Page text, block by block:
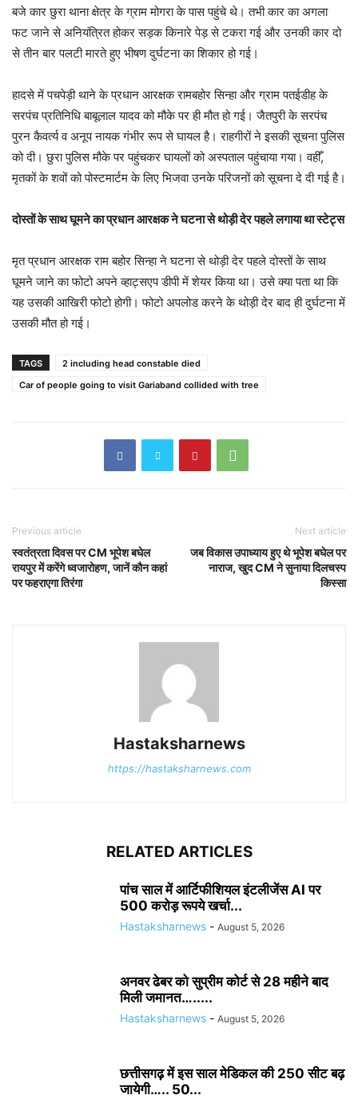
बजे कार छुरा थाना क्षेत्र के ग्राम मोगरा के पास पहुंचे थे। तभी कार का अगला
फट जाने से अनियंत्रित होकर सड़क किनारे पेड़ से टकरा गई और उनकी कार दो
से तीन बार पलटी मारते हुए भीषण दुर्घटना का शिकार हो गई।
हादसे में पचपेड़ी थाने के प्रधान आरक्षक रामबहोर सिन्हा और ग्राम पतईडीह के
सरपंच प्रतिनिधि बाबूलाल यादव को मौके पर ही मौत हो गई। जैतपुरी के सरपंच
पुरन कैवर्त्य व अनूप नायक गंभीर रूप से घायल है। राहगीरों ने इसकी सूचना पुलिस
को दी। छुरा पुलिस मौके पर पहुंचकर घायलों को अस्पताल पहुंचाया गया। वहीँ,
मृतकों के शवों को पोस्टमार्टम के लिए भिजवा उनके परिजनों को सूचना दे दी गई है।
दोस्तों के साथ घूमने का प्रधान आरक्षक ने घटना से थोड़ी देर पहले लगाया था स्टेट्स
मृत प्रधान आरक्षक राम बहोर सिन्हा ने घटना से थोड़ी देर पहले दोस्तों के साथ
घूमने जाने का फोटो अपने व्हाट्सएप डीपी में शेयर किया था। उसे क्या पता था कि
यह उसकी आखिरी फोटो होगी। फोटो अपलोड करने के थोड़ी देर बाद ही दुर्घटना में
उसकी मौत हो गई।
TAGS
2 including head constable died
Car of people going to visit Gariaband collided with tree
Previous article
स्वतंत्रता दिवस पर CM भूपेश बघेल
रायपुर में करेंगे ध्वजारोहण, जानें कौन कहां
पर फहराएगा तिरंगा
Next article
जब विकास उपाध्याय हुए थे भूपेश बघेल पर
नाराज, खुद CM ने सुनाया दिलचस्प
किस्सा
Hastaksharnews
https://hastaksharnews.com
RELATED ARTICLES
पांच साल में आर्टिफीशियल इंटलीजेंस AI पर
500 करोड़ रूपये खर्चा...
Hastaksharnews - August 5, 2026
अनवर ढेबर को सुप्रीम कोर्ट से 28 महीने बाद
मिली जमानत….....
Hastaksharnews - August 5, 2026
छत्तीसगढ़ में इस साल मेडिकल की 250 सीट बढ़
जायेगी….. 50...